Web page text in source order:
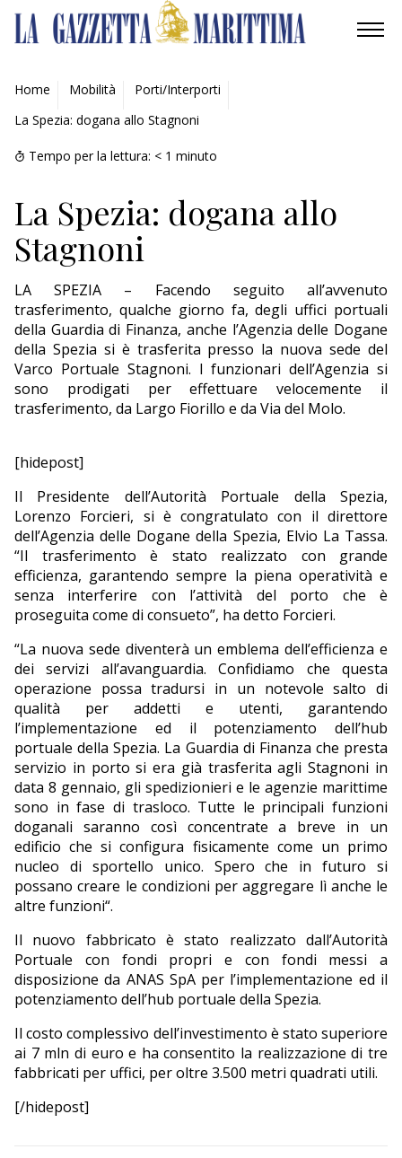
AMBIENTE
MOBILITÀ
INDUSTRIA
RICERCA
ECONOMIA
TURISMO
CULTURA
NAUTICA
Home Mobilità
Porti/Interporti
La Spezia: dogana allo Stagnoni
Tempo per la lettura: < 1 minuto
La Spezia: dogana allo
Stagnoni
LA SPEZIA – Facendo seguito all’avvenuto
trasferimento, qualche giorno fa, degli uffici portuali
della Guardia di Finanza, anche l’Agenzia delle Dogane
della Spezia si è trasferita presso la nuova sede del
Varco Portuale Stagnoni. I funzionari dell’Agenzia si
sono prodigati per effettuare velocemente il
trasferimento, da Largo Fiorillo e da Via del Molo.
[hidepost]
Il Presidente dell’Autorità Portuale della Spezia,
Lorenzo Forcieri, si è congratulato con il direttore
dell’Agenzia delle Dogane della Spezia, Elvio La Tassa.
“Il trasferimento è stato realizzato con grande
efficienza, garantendo sempre la piena operatività e
senza interferire con l’attività del porto che è
proseguita come di consueto”, ha detto Forcieri.
“La nuova sede diventerà un emblema dell’efficienza e
dei servizi all’avanguardia. Confidiamo che questa
operazione possa tradursi in un notevole salto di
qualità per addetti e utenti, garantendo
l’implementazione ed il potenziamento dell’hub
portuale della Spezia. La Guardia di Finanza che presta
servizio in porto si era già trasferita agli Stagnoni in
data 8 gennaio, gli spedizionieri e le agenzie marittime
sono in fase di trasloco. Tutte le principali funzioni
doganali saranno così concentrate a breve in un
edificio che si configura fisicamente come un primo
nucleo di sportello unico. Spero che in futuro si
possano creare le condizioni per aggregare lì anche le
altre funzioni“.
Il nuovo fabbricato è stato realizzato dall’Autorità
Portuale con fondi propri e con fondi messi a
disposizione da ANAS SpA per l’implementazione ed il
potenziamento dell’hub portuale della Spezia.
Il costo complessivo dell’investimento è stato superiore
ai 7 mln di euro e ha consentito la realizzazione di tre
fabbricati per uffici, per oltre 3.500 metri quadrati utili.
[/hidepost]